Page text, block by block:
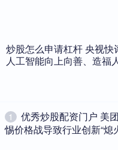
月16日龙虎榜数据显示，其
股票配资利息一般多少? 工
车速不应超过25km/h
工信部公开征求对《电动自
炒股怎么申请杠杆 央视快
人工智能向上向善、造福
1
优秀炒股配资门户 美
惕价格战导致行业创新“熄